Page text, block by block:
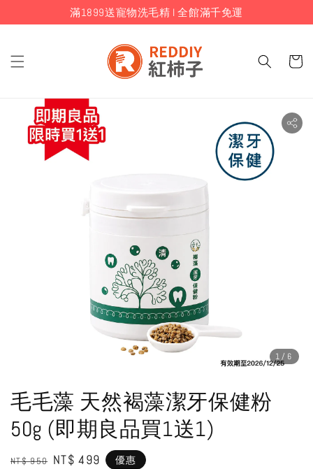
滿1899送寵物洗毛精 I 全館滿千免運
1/6
毛毛藻 天然褐藻潔牙保健粉
50g (即期良品買1送1)
Regular
NT$ 950 Sale
NT$ 499 優惠